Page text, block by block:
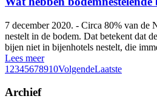
7 december 2020. - Circa 80% van de
nestelt in de bodem. Dat betekent dat
bijen niet in bijenhotels nestelt, die
Lees meer
1 2345678910VolgendeLaatste
Archief